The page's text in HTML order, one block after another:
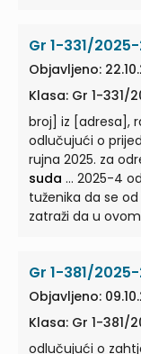
Republike
postupa drugi
zatvora su
tuženica traži da
parničnom
sud
... ZPP da
nadležni sud, jer
svoj prijedlog
...
Gr 1-331/
Objavljeno:
Klasa: Gr 1-331/
broj] iz [adresa],
odlučujući o
rujna 2025. za
suda ... 2025-4 od 3.rujna 2025. prihvatio prijedlog 1. i 2.
tuženika da se
zatraži da u
vrste da odredi
drugistvarno
zakonske
bilo umjesnije da
nadležni sud, a ne
Gr 1-381/
Objavljeno:
Klasa: Gr 1-381/
odlučujući o